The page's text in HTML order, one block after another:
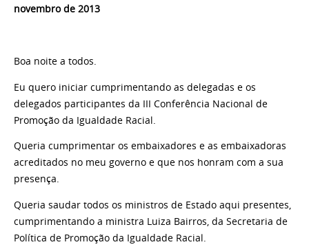
novembro de 2013
Boa noite a todos.
Eu quero iniciar cumprimentando as delegadas e os
delegados participantes da III Conferência Nacional de
Promoção da Igualdade Racial.
Queria cumprimentar os embaixadores e as embaixadoras
acreditados no meu governo e que nos honram com a sua
presença.
Queria saudar todos os ministros de Estado aqui presentes,
cumprimentando a ministra Luiza Bairros, da Secretaria de
Política de Promoção da Igualdade Racial.